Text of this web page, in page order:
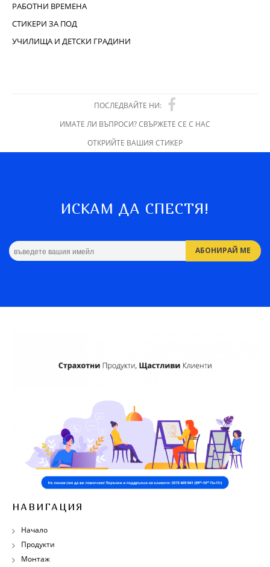
РАБОТНИ ВРЕМЕНА
СТИКЕРИ ЗА ПОД
УЧИЛИЩА И ДЕТСКИ ГРАДИНИ
ПОСЛЕДВАЙТЕ НИ:
ИМАТЕ ЛИ ВЪПРОСИ? СВЪРЖЕТЕ СЕ С НАС
ОТКРИЙТЕ ВАШИЯ СТИКЕР
ИСКАМ ДА СПЕСТЯ!
НАВИГАЦИЯ
Начало
Продукти
Монтаж